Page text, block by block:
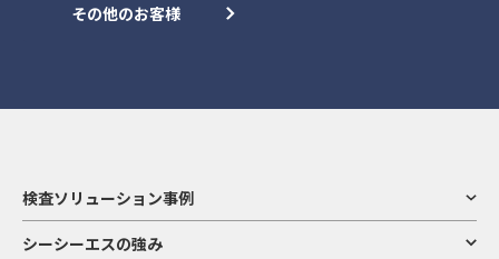
その他のお客様
検査ソリューション事例
シーシーエスの強み